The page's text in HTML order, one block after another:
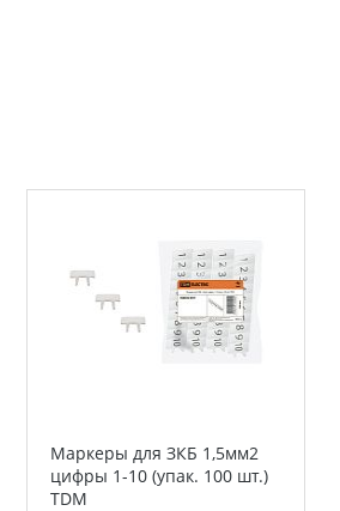
Маркеры для ЗКБ 1,5мм2
цифры 1-10 (упак. 100 шт.)
TDM